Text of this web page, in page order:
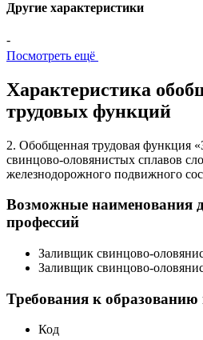
Другие характеристики
-
Посмотреть ещё
Характеристика
трудовых функций
2. Обобщенная трудовая функция
свинцово-оловянистых сплавов
железнодорожного подвижного
Возможные наименования
профессий
Заливщик свинцово-
Заливщик свинцово-
Требования к
Код